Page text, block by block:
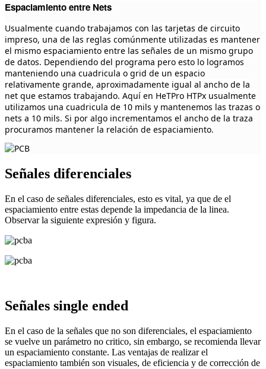
Espaciamiento entre Nets
Usualmente cuando trabajamos con las tarjetas de circuito
impreso, una de las reglas comúnmente utilizadas es mantener
el mismo espaciamiento entre las señales de un mismo grupo
de datos. Dependiendo del programa pero esto lo logramos
manteniendo una cuadricula o grid de un espacio
relativamente grande, aproximadamente igual al ancho de la
net que estamos trabajando. Aquí en HeTPro HTPx usualmente
utilizamos una cuadricula de 10 mils y mantenemos las trazas o
nets a 10 mils. Si por algo incrementamos el ancho de la traza
procuramos mantener la relación de espaciamiento.
Señales diferenciales
En el caso de señales diferenciales, esto es vital, ya que de el
espaciamiento entre estas depende la impedancia de la linea.
Observar la siguiente expresión y figura.
Señales single ended
En el caso de la señales que no son diferenciales, el espaciamiento
se vuelve un parámetro no critico, sin embargo, se recomienda llevar
un espaciamiento constante. Las ventajas de realizar el
espaciamiento también son visuales, de eficiencia y de corrección de